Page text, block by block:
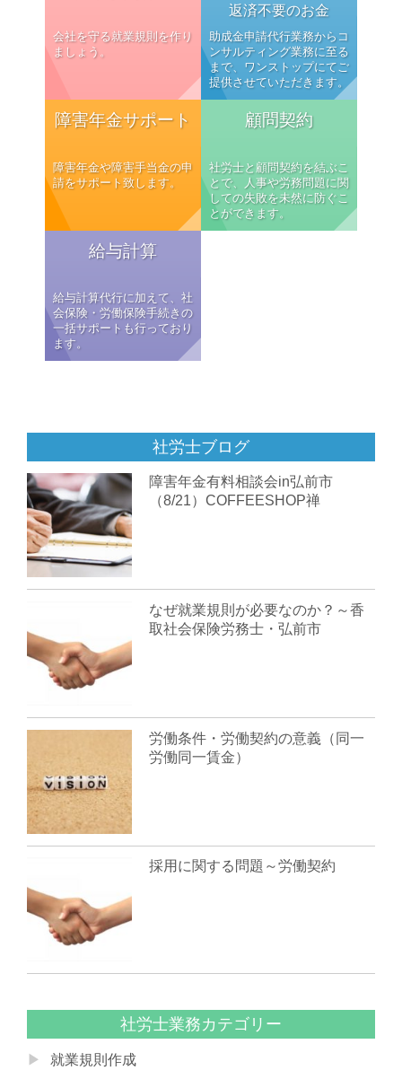
会社を守る就業規則を作り
ましょう。
返済不要のお金
助成金申請代行業務からコ
ンサルティング業務に至る
まで、ワンストップにてご
提供させていただきます。
障害年金サポート
障害年金や障害手当金の申
請をサポート致します。
顧問契約
社労士と顧問契約を結ぶこ
とで、人事や労務問題に関
しての失敗を未然に防ぐこ
とができます。
給与計算
給与計算代行に加えて、社
会保険・労働保険手続きの
一括サポートも行っており
ます。
社労士ブログ
障害年金有料相談会in弘前市
（8/21）COFFEESHOP禅
なぜ就業規則が必要なのか？～香
取社会保険労務士・弘前市
労働条件・労働契約の意義（同一
労働同一賃金）
採用に関する問題～労働契約
社労士業務カテゴリー
就業規則作成